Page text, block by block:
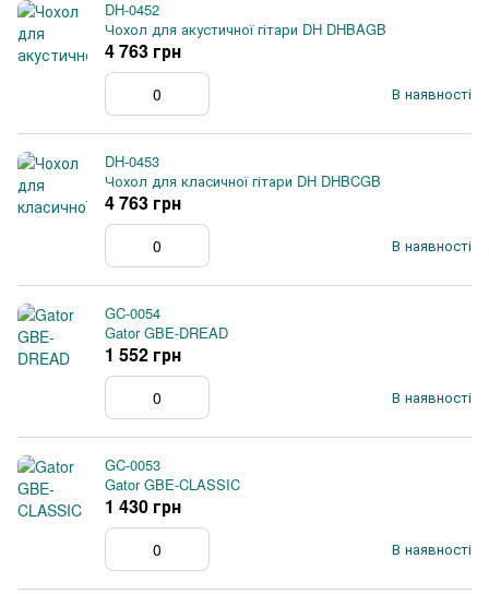
DH-0452
Чохол для акустичної гітари DH DHBAGB
В наявності
4 763 грн
DH-0453
Чохол для класичної гітари DH DHBCGB
В наявності
4 763 грн
GC-0054
Gator GBE-DREAD
В наявності
1 552 грн
GC-0053
Gator GBE-CLASSIC
В наявності
1 430 грн